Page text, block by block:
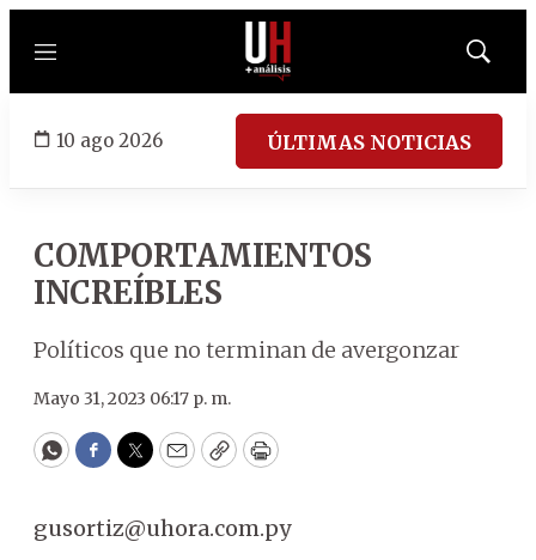
Menú
Mostrar
10 ago 2026 ÚLTIMAS NOTICIAS
COMPORTAMIENTOS
INCREÍBLES
Políticos que no terminan de avergonzar
Mayo 31, 2023 06:17 p. m.
WhatsApp
Facebook
Twitter
EmailCopyPrint
gusortiz@uhora.com.py